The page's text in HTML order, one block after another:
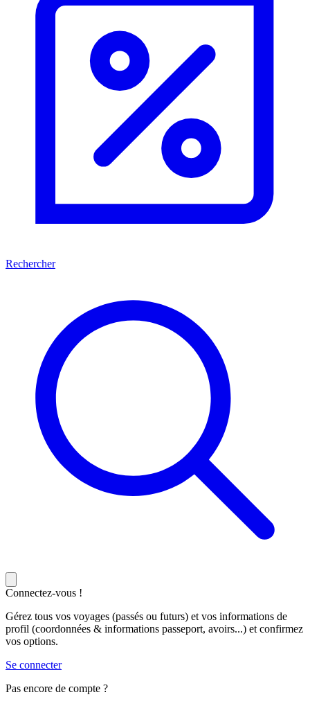
Rechercher
Connectez-vous !
Gérez tous vos voyages (passés ou futurs) et vos informations de
profil (coordonnées & informations passeport, avoirs...) et confirmez
vos options.
Se connecter
Pas encore de compte ?